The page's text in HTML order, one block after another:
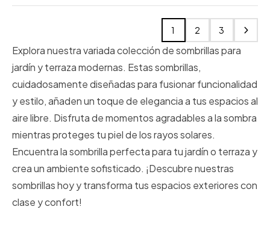
1 2 3
Explora nuestra variada colección de sombrillas para
jardín y terraza modernas. Estas sombrillas,
cuidadosamente diseñadas para fusionar funcionalidad
y estilo, añaden un toque de elegancia a tus espacios al
aire libre. Disfruta de momentos agradables a la sombra
mientras proteges tu piel de los rayos solares.
Encuentra la sombrilla perfecta para tu jardín o terraza y
crea un ambiente sofisticado. ¡Descubre nuestras
sombrillas hoy y transforma tus espacios exteriores con
clase y confort!